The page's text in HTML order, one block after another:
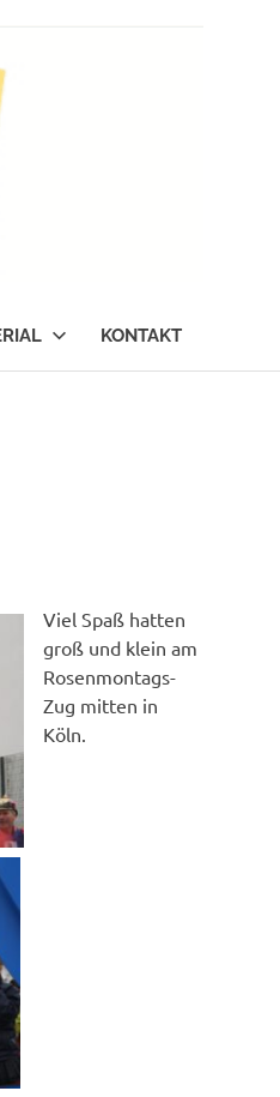
KONTAKT
Viel Spaß hatten
groß und klein am
Rosenmontags-
Zug mitten in
Köln.